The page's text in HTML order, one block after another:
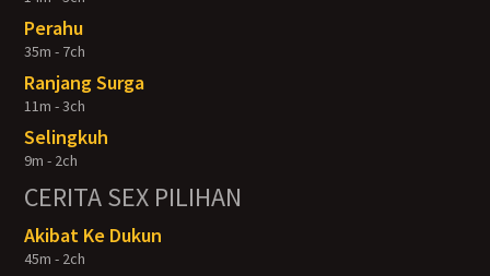
Perahu
35m - 7ch
Ranjang Surga
11m - 3ch
Selingkuh
9m - 2ch
CERITA SEX PILIHAN
Akibat Ke Dukun
45m - 2ch